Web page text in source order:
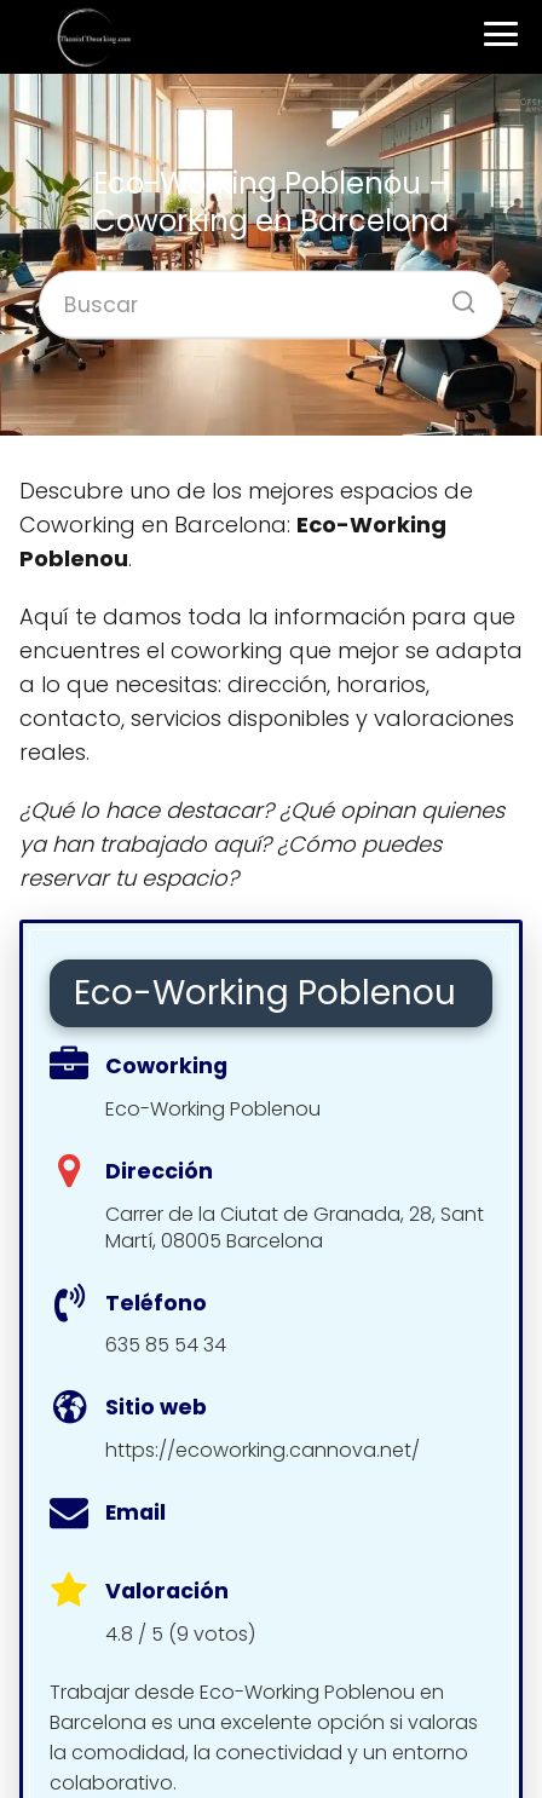
Eco-Working Poblenou –
Coworking en Barcelona
Descubre uno de los mejores espacios de
Coworking en Barcelona: Eco-Working
Poblenou.
Aquí te damos toda la información para que
encuentres el coworking que mejor se adapta
a lo que necesitas: dirección, horarios,
contacto, servicios disponibles y valoraciones
reales.
¿Qué lo hace destacar? ¿Qué opinan quienes
ya han trabajado aquí? ¿Cómo puedes
reservar tu espacio?
Eco-Working Poblenou
Coworking
Eco-Working Poblenou
Dirección
Carrer de la Ciutat de Granada, 28, Sant
Martí, 08005 Barcelona
Teléfono
635 85 54 34
Sitio web
https://ecoworking.cannova.net/
Email
Valoración
4.8 / 5 (9 votos)
Trabajar desde Eco-Working Poblenou en
Barcelona es una excelente opción si valoras
la comodidad, la conectividad y un entorno
colaborativo.